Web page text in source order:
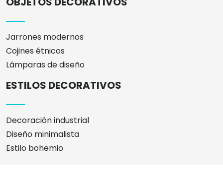
Jarrones modernos
Cojines étnicos
Lámparas de diseño
ESTILOS DECORATIVOS
Decoración industrial
Diseño minimalista
Estilo bohemio